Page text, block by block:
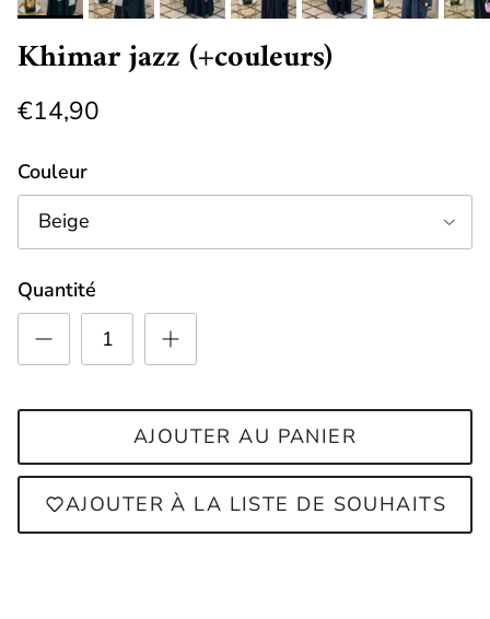
Khimar jazz (+couleurs)
€14,90
Couleur
Beige
Quantité
AJOUTER AU PANIER
AJOUTER À LA LISTE DE SOUHAITS